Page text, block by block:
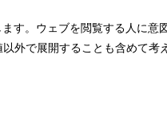
す。ウェブを閲覧する人に
外で展開することも含めて考